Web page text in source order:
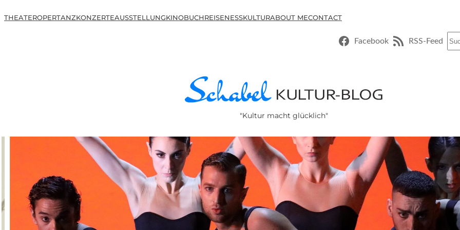
THEATEROPERTANZKONZERTEAUSSTELLUNGKINOBUCHREISENESSKULTURABOUT MECONTACT
Facebook RSS-Feed
"Kultur macht glücklich"